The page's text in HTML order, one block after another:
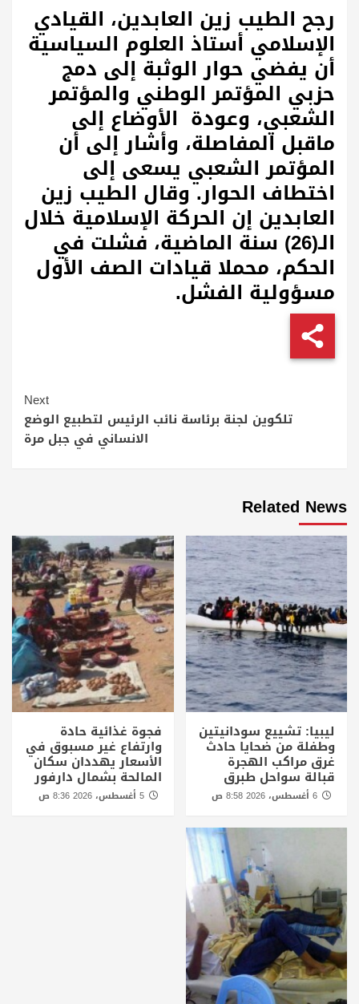
رجح الطيب زين العابدين، القيادي
الإسلامي أستاذ العلوم السياسية
أن يفضي حوار الوثبة إلى دمج
حزبي المؤتمر الوطني والمؤتمر
الشعبي، وعودة الأوضاع إلى
ماقبل المفاصلة، وأشار إلى أن
المؤتمر الشعبي يسعى إلى
اختطاف الحوار. وقال الطيب زين
العابدين إن الحركة الإسلامية خلال
الـ(26) سنة الماضية، فشلت في
الحكم، محملا قيادات الصف الأول
مسؤولية الفشل.
Reading
Next
تلكوين لجنة برئاسة نائب الرئيس لتطبيع الوضع
الانساني في جبل مرة
Related News
ليبيا: تشييع سودانيتين
وطفلة من ضحايا حادث
غرق مراكب الهجرة
قبالة سواحل طبرق
فجوة غذائية حادة
وارتفاع غير مسبوق في
الأسعار يهددان سكان
المالحة بشمال دارفور
5 أغسطس، 2026 8:36 ص